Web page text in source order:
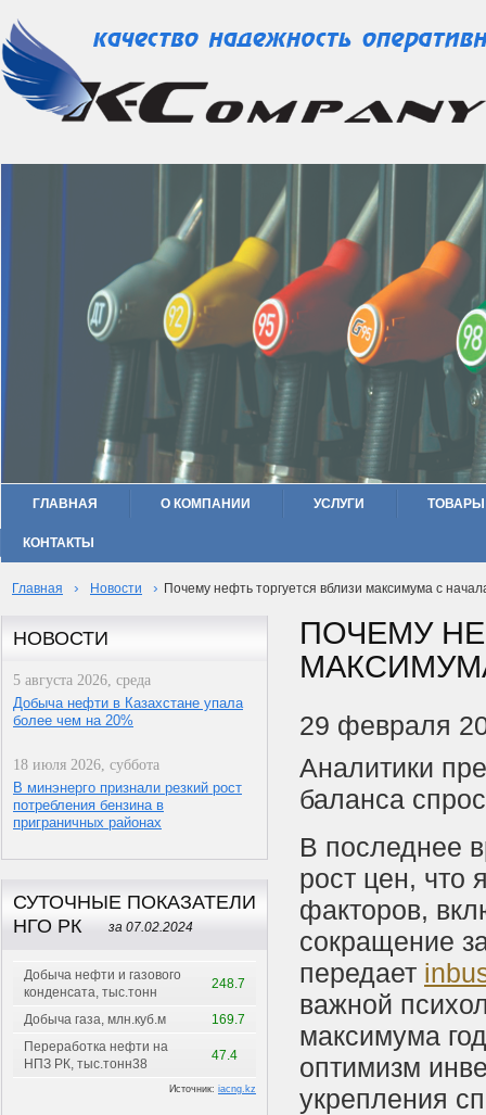
ГЛАВНАЯ О КОМПАНИИ УСЛУГИ ТОВАРЫ
КОНТАКТЫ
Главная › Новости › Почему нефть торгуется вблизи максимума с
НОВОСТИ
5 августа 2026, среда
Добыча нефти в Казахстане упала
более чем на 20%
18 июля 2026, суббота
В минэнерго признали резкий рост
потребления бензина в
приграничных районах
СУТОЧНЫЕ ПОКАЗАТЕЛИ
НГО РК
за 07.02.2024
Добыча нефти и газового
конденсата, тыс.тонн
248.7
Добыча газа, млн.куб.м
169.7
Переработка нефти на
НПЗ РК, тыс.тонн38
47.4
Источник: iacng.kz
ПОЧЕМУ
29 февраля
Аналитики
баланса
В последнее
рост цен, что
факторов,
сокращение
передает
важной
максимума
оптимизм
укрепления